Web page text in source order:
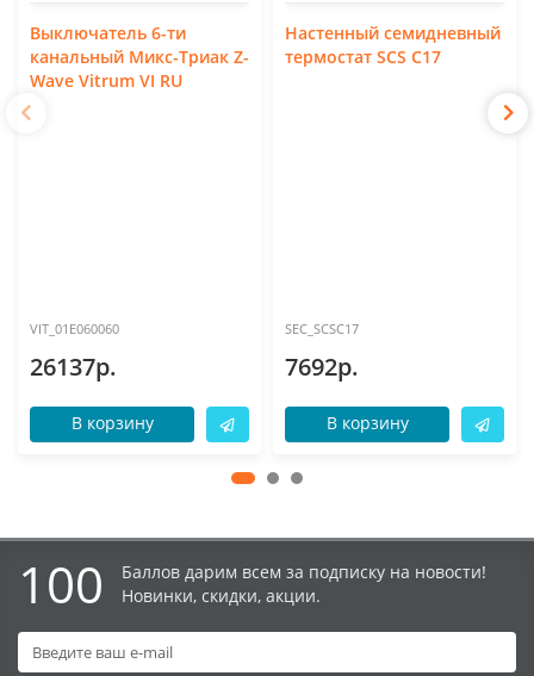
Выключатель 6-ти
канальный Микс-Триак Z-
Wave Vitrum VI RU
VIT_01E060060
26137р.
В корзину
Настенный семидневный
термостат SCS C17
SEC_SCSC17
7692р.
В корзину
100
Баллов дарим всем за подписку на новости!
Новинки, скидки, акции.